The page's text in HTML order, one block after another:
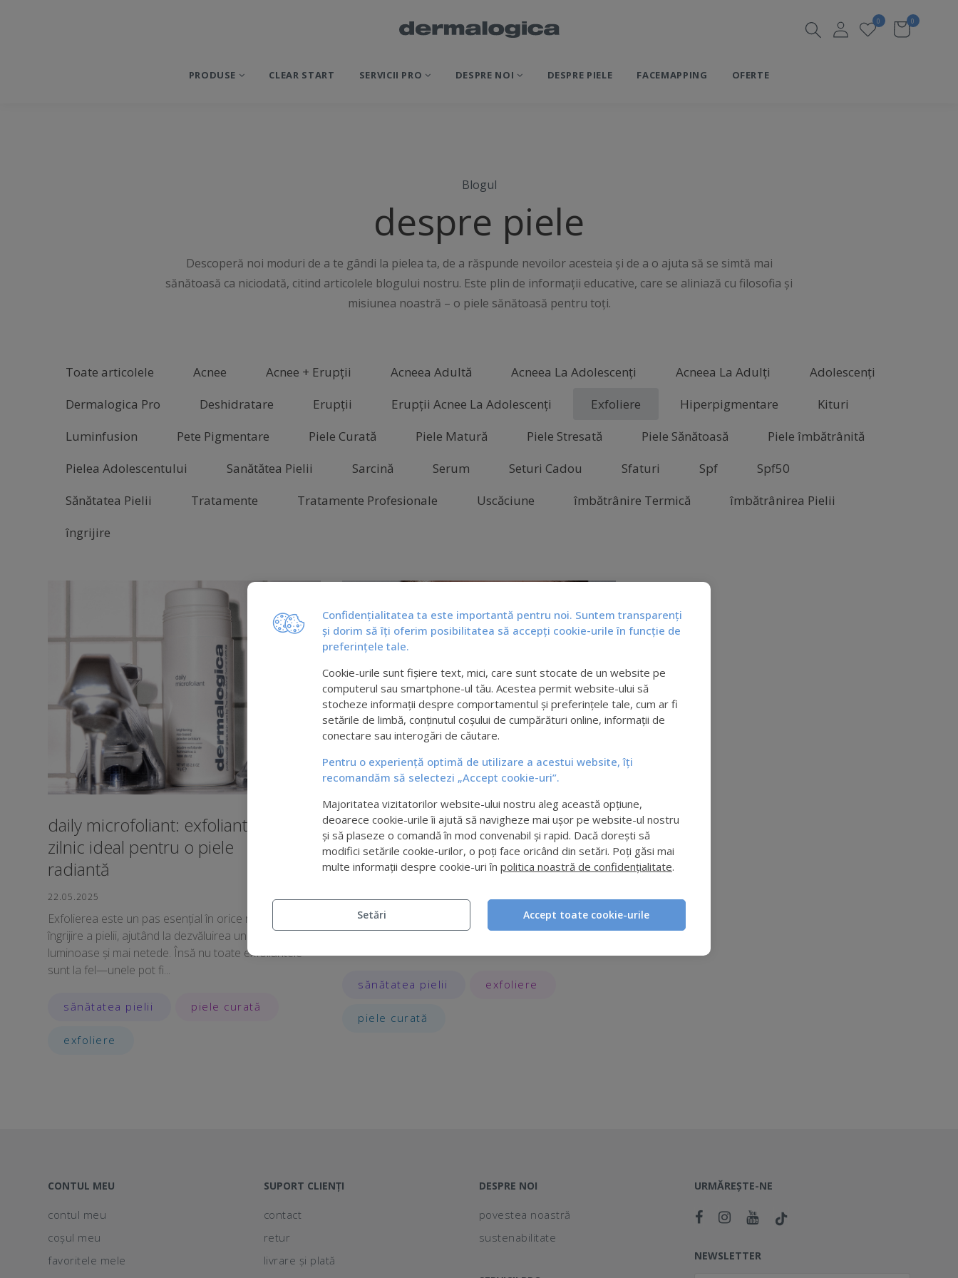
0 0
PRODUSE CLEAR START SERVICII PRO DESPRE NOI DESPRE PIELE FACEMAPPING OFERTE
Blogul
despre piele
Descoperă noi moduri de a te gândi la pielea ta, de a răspunde nevoilor acesteia și de a o ajuta să se simtă mai
sănătoasă ca niciodată, citind articolele blogului nostru. Este plin de informații educative, care se aliniază cu filosofia și
misiunea noastră – o piele sănătoasă pentru toți.
Toate articolele Acnee Acnee + Erupții Acneea Adultă Acneea La Adolescenți Acneea La Adulți
Adolescenți
Dermalogica Pro
Deshidratare Erupții Erupții Acnee La Adolescenți Exfoliere Hiperpigmentare
Kituri
Luminfusion
Pete Pigmentare Piele Curată Piele Matură Piele Stresată Piele Sănătoasă
Piele îmbătrânită
Pielea Adolescentului
Sanătătea Pielii Sarcină Serum Seturi Cadou Sfaturi Spf
Spf50
Sănătatea Pielii
Tratamente Tratamente Profesionale Uscăciune îmbătrânire Termică
îmbătrânirea Pielii
îngrijire
daily microfoliant: exfoliantul
zilnic ideal pentru o piele
radiantă
22.05.2025
Exfolierea este un pas esențial în orice rutină de
îngrijire a pielii, ajutând la dezvăluirea unei pieli mai
luminoase și mai netede. Însă nu toate exfoliantele
sunt la fel—unele pot fi...
sănătatea pielii piele curată
exfoliere
cum să obții cele mai bune
rezultate cu daily microfoliant
20.05.2025
Exfolierea este cheia pentru o piele mai luminoasă și
mai netedă, iar Daily Microfoliant oferă exact acest
rezultat—fără iritații. Această pudră pe bază de
sănătatea pielii exfoliere
piele curată
CONTUL MEU
contul meu
coșul meu
favoritele mele
SUPORT CLIENȚI
contact
retur
livrare și plată
DESPRE NOI
povestea noastră
sustenabilitate
URMĂREȘTE-NE
NEWSLETTER
Confidențialitatea ta este importantă pentru noi. Suntem transparenți
și dorim să îți oferim posibilitatea să accepți cookie-urile în funcție de
preferințele tale.
Cookie-urile sunt fișiere text, mici, care sunt stocate de un website pe
computerul sau smartphone-ul tău. Acestea permit website-ului să
stocheze informații despre comportamentul și preferințele tale, cum ar fi
setările de limbă, conținutul coșului de cumpărături online, informații de
conectare sau interogări de căutare.
Pentru o experiență optimă de utilizare a acestui website, îți
recomandăm să selectezi „Accept cookie-uri”.
Majoritatea vizitatorilor website-ului nostru aleg această opțiune,
deoarece cookie-urile îi ajută să navigheze mai ușor pe website-ul nostru
și să plaseze o comandă în mod convenabil și rapid. Dacă dorești să
modifici setările cookie-urilor, o poți face oricând din setări. Poți găsi mai
multe informații despre cookie-uri în politica noastră de confidențialitate.
Accept toate cookie-urile
Setări